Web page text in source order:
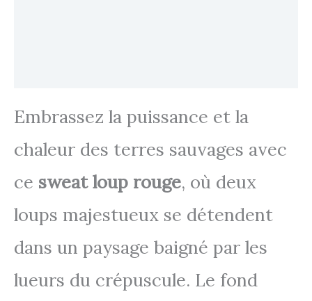
Embrassez la puissance et la
chaleur des terres sauvages avec
ce sweat loup rouge, où deux
loups majestueux se détendent
dans un paysage baigné par les
lueurs du crépuscule. Le fond